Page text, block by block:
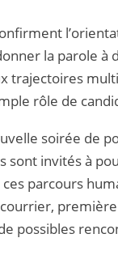
la parole à
trajectoires
rôle de
soirée de
sont invités à
parcours
possibles